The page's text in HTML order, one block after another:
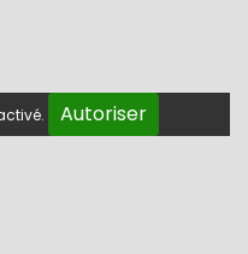
Autoriser